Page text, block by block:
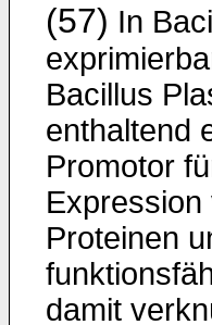
(57) In
Bacillus
enthaltend
Promotor
Expression
Proteinen
damit